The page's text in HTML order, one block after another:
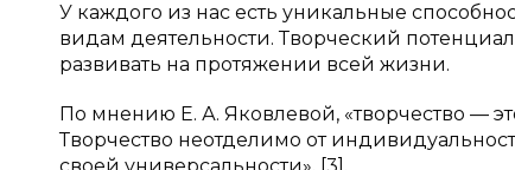
У каждого из нас есть уникальные
видам деятельности. Творческий
развивать на протяжении всей жизни.
По мнению Е. А. Яковлевой, «творчество —
Творчество неотделимо от